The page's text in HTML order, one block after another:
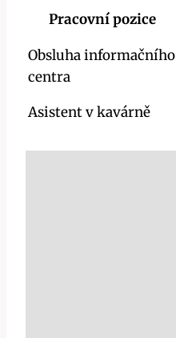
Pracovní pozice
Obsluha informačního
centra
Asistent v kavárně